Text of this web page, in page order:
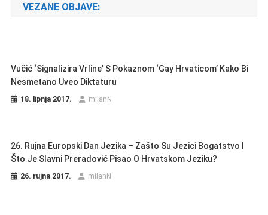
VEZANE OBJAVE:
Vučić ‘signalizira Vrline’ S Pokaznom ‘gay Hrvaticom’ Kako Bi
Nesmetano Uveo Diktaturu
18. lipnja 2017. milanN
26. Rujna Europski Dan Jezika – Zašto Su Jezici Bogatstvo I
Što Je Slavni Preradović Pisao O Hrvatskom Jeziku?
26. rujna 2017. milanN